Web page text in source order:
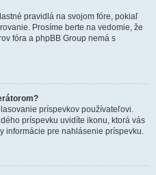
pravidlá na svojom fóre, pokiaľ
Prosíme berte na vedomie, že
fóra a phpBB Group nemá s
príspevkov používateľovi.
príspevku uvidíte ikonu, ktorá vás
informácie pre nahlásenie príspevku.